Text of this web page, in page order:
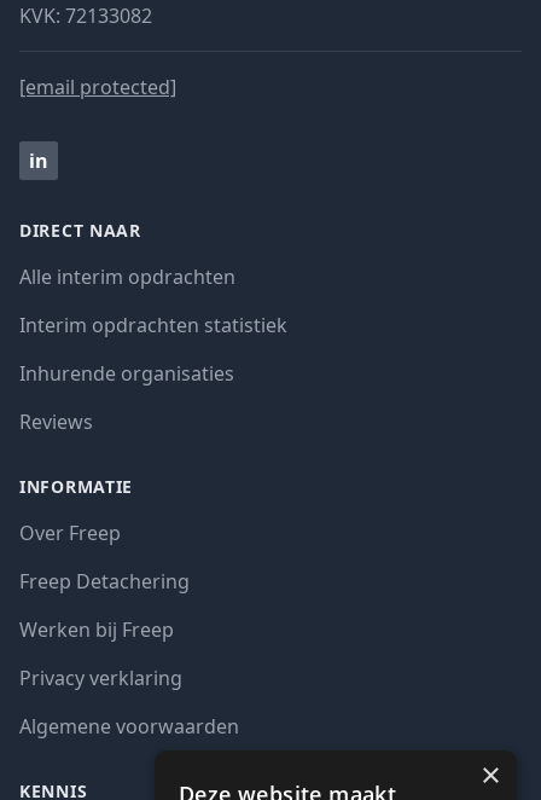
KVK: 72133082
[email protected]
in
DIRECT NAAR
Alle interim opdrachten
Interim opdrachten statistiek
Inhurende organisaties
Reviews
INFORMATIE
Over Freep
Freep Detachering
Werken bij Freep
Privacy verklaring
Algemene voorwaarden
KENNIS ×
Deze website maakt